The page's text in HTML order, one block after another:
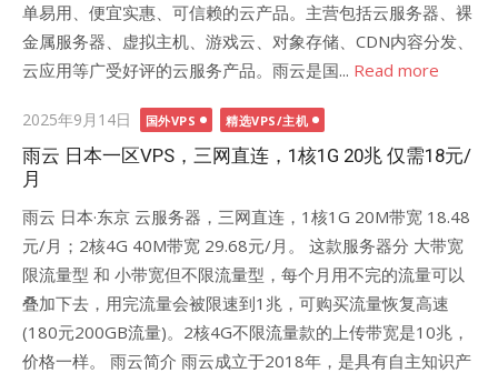
单易用、便宜实惠、可信赖的云产品。主营包括云服务器、裸
金属服务器、虚拟主机、游戏云、对象存储、CDN内容分发、
云应用等广受好评的云服务产品。雨云是国... Read more
Posted
on
2025年9月14日 国外VPS 精选VPS/主机
雨云 日本一区VPS，三网直连，1核1G 20兆 仅需18元/
月
雨云 日本·东京 云服务器，三网直连，1核1G 20M带宽 18.48
元/月；2核4G 40M带宽 29.68元/月。 这款服务器分 大带宽
限流量型 和 小带宽但不限流量型，每个月用不完的流量可以
叠加下去，用完流量会被限速到1兆，可购买流量恢复高速
(180元200GB流量)。2核4G不限流量款的上传带宽是10兆，
价格一样。 雨云简介 雨云成立于2018年，是具有自主知识产